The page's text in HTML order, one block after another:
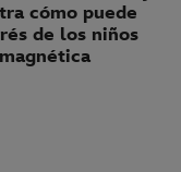
cómo puede
de los niños